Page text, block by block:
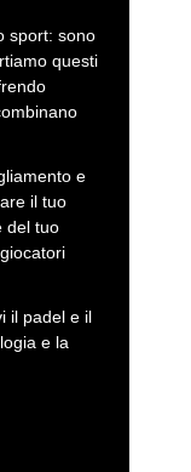
sport: sono
questi
e
il tuo
del tuo
il padel e il
e la